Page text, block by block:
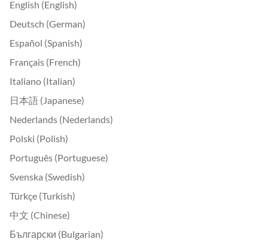
English (English)
Deutsch (German)
Español (Spanish)
Français (French)
Italiano (Italian)
日本語 (Japanese)
Nederlands (Nederlands)
Polski (Polish)
Português (Portuguese)
Svenska (Swedish)
Türkçe (Turkish)
中文 (Chinese)
Български (Bulgarian)